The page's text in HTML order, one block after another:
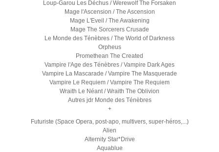
Loup-Garou Les Déchus / Werewolf The Forsaken
Mage l'Ascension / The Ascension
Mage L'Eveil / The Awakening
Mage The Sorcerers Crusade
Le Monde des Ténèbres / The World of Darkness
Orpheus
Promethean The Created
Vampire l'Age des Ténèbres / Vampire Dark Ages
Vampire La Mascarade / Vampire The Masquerade
Vampire Le Requiem / Vampire The Requiem
Wraith Le Néant / Wraith The Oblivion
Autres jdr Monde des Ténèbres
+
Futuriste (Space Opera, post-apo, multivers, super-héros,...)
Alien
Alternity Star*Drive
Aquablue